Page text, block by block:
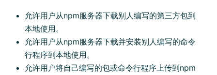
允许用户从npm服务器下载别人编写的第三方包到
本地使用。
允许用户从npm服务器下载并安装别人编写的命令
行程序到本地使用。
允许用户将自己编写的包或命令行程序上传到npm